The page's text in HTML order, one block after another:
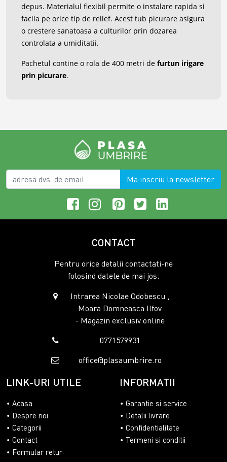
depus. Materialul flexibil permite o instalare rapida si
facila pe orice tip de relief. Acest tub picurare asigura
o crestere sanatoasa a culturilor prin dozarea
controlata a umiditatii.
Pachetul contine o rola de 400 metri de furtun irigare
prin picurare.
Ma inscriu la newsletter
CONTACT
Pentru orice detalii contactati-ne
folosind datele de mai jos:
Intrarea Nicolae Odobescu ,
Moara Domneasca Ilfov
- Magazin exclusiv online
0771579931
office@plasaumbrire.ro
LINK-URI UTILE
Acasa
Despre noi
Categorii
Contact
Formular retur
INFORMATII
Garantie si service
Detalii livrare
Confidentialitate
Termeni si conditii